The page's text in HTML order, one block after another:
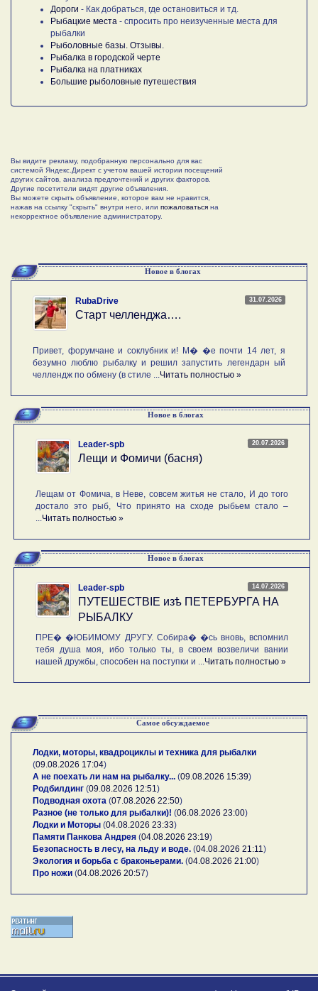
Дороги - Как добраться, где остановиться и тд.
Рыбацкие места - спросить про неизученные места для
рыбалки
Рыболовные базы. Отзывы.
Рыбалка в городской черте
Рыбалка на платниках
Большие рыболовные путешествия
Вы видите рекламу, подобранную персонально для вас
системой Яндекс.Директ с учетом вашей истории посещений
других сайтов, анализа предпочтений и других факторов.
Другие посетители видят другие объявления.
Вы можете скрыть объявление, которое вам не нравится,
нажав на ссылку "скрыть" внутри него, или пожаловаться на
некорректное объявление администратору.
Новое в блогах
31.07.2026
RubaDrive
Старт челленджа….
Привет, форумчане и соклубник и! М� �е почти 14 лет, я
безумно люблю рыбалку и решил запустить легендарн ый
челлендж по обмену (в стиле ... Читать полностью »
Новое в блогах
20.07.2026
Leader-spb
Лещи и Фомичи (басня)
Лещам от Фомича, в Неве, совсем житья не стало, И до того
достало это рыб, Что принято на сходе рыбьем стало –
Читать полностью »
Новое в блогах
14.07.2026
Leader-spb
ПУТЕШЕСТВIE изѣ ПЕТЕРБУРГА НА
РЫБАЛКУ
ПРЕ� �ЮБИМОМУ ДРУГУ. Собира� �сь вновь, вспомнил
тебя душа моя, ибо только ты, в своем возвеличи вании
нашей дружбы, способен на поступки и ... Читать полностью »
Самое обсуждаемое
Лодки, моторы, квадроциклы и техника для рыбалки
(09.08.2026 17:04)
А не поехать ли нам на рыбалку... (09.08.2026 15:39)
Родбилдинг (09.08.2026 12:51 )
Подводная охота (07.08.2026 22:50)
Разное (не только для рыбалки)! (06.08.2026 23:00)
Лодки и Моторы (04.08.2026 23:33)
Памяти Панкова Андрея (04.08.2026 23:19)
Безопасность в лесу, на льду и воде. (04.08.2026 21:11 )
Экология и борьба с браконьерами. (04.08.2026 21:00)
Про ножи (04.08.2026 20:57)